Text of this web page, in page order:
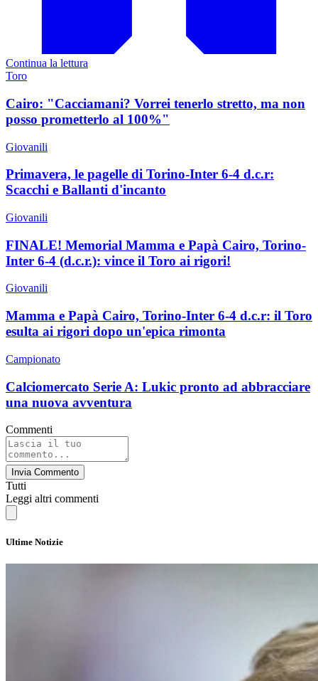
Continua la lettura
Toro
Cairo: "Cacciamani? Vorrei tenerlo stretto, ma non
posso prometterlo al 100%"
Giovanili
Primavera, le pagelle di Torino-Inter 6-4 d.c.r:
Scacchi e Ballanti d'incanto
Giovanili
FINALE! Memorial Mamma e Papà Cairo, Torino-
Inter 6-4 (d.c.r.): vince il Toro ai rigori!
Giovanili
Mamma e Papà Cairo, Torino-Inter 6-4 d.c.r: il Toro
esulta ai rigori dopo un'epica rimonta
Campionato
Calciomercato Serie A: Lukic pronto ad abbracciare
una nuova avventura
Commenti
Invia Commento
Tutti
Leggi altri commenti
Ultime Notizie